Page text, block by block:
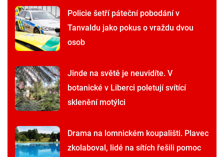
Policie šetří páteční pobodání v
Tanvaldu jako pokus o vraždu dvou
osob
Jinde na světě je neuvidíte. V
botanické v Liberci poletují svítící
sklenění motýlci
Drama na lomnickém koupališti. Plavec
zkolaboval, lidé na sítích řešili pomoc